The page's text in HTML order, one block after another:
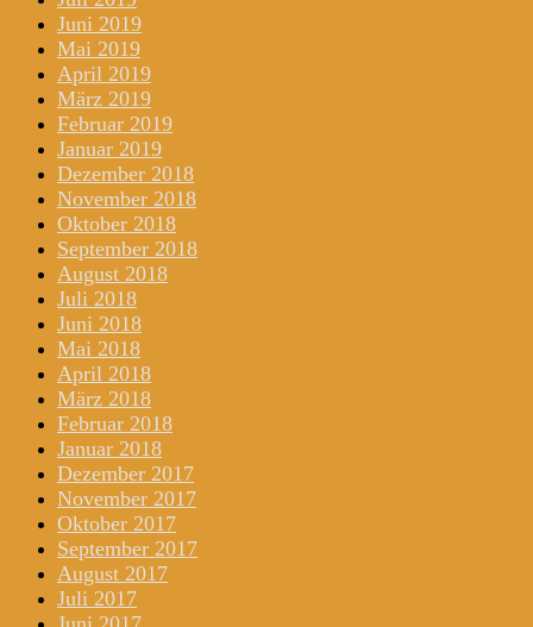
Juni 2019
Mai 2019
April 2019
März 2019
Februar 2019
Januar 2019
Dezember 2018
November 2018
Oktober 2018
September 2018
August 2018
Juli 2018
Juni 2018
Mai 2018
April 2018
März 2018
Februar 2018
Januar 2018
Dezember 2017
November 2017
Oktober 2017
September 2017
August 2017
Juli 2017